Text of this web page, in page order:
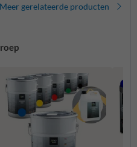
Meer gerelateerde producten